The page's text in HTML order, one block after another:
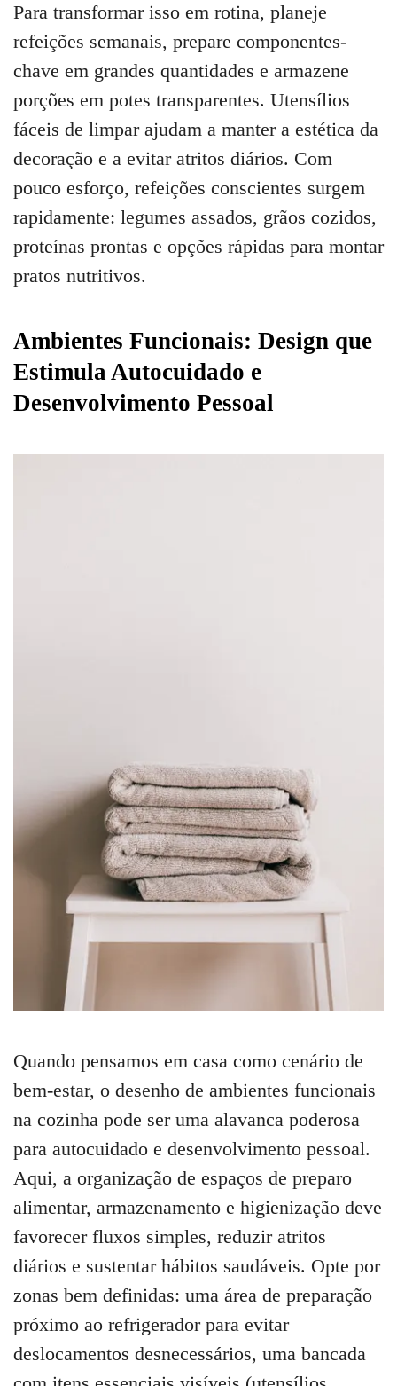
Para transformar isso em rotina, planeje
refeições semanais, prepare componentes-
chave em grandes quantidades e armazene
porções em potes transparentes. Utensílios
fáceis de limpar ajudam a manter a estética da
decoração e a evitar atritos diários. Com
pouco esforço, refeições conscientes surgem
rapidamente: legumes assados, grãos cozidos,
proteínas prontas e opções rápidas para montar
pratos nutritivos.
Ambientes Funcionais: Design que
Estimula Autocuidado e
Desenvolvimento Pessoal
Quando pensamos em casa como cenário de
bem-estar, o desenho de ambientes funcionais
na cozinha pode ser uma alavanca poderosa
para autocuidado e desenvolvimento pessoal.
Aqui, a organização de espaços de preparo
alimentar, armazenamento e higienização deve
favorecer fluxos simples, reduzir atritos
diários e sustentar hábitos saudáveis. Opte por
zonas bem definidas: uma área de preparação
próximo ao refrigerador para evitar
deslocamentos desnecessários, uma bancada